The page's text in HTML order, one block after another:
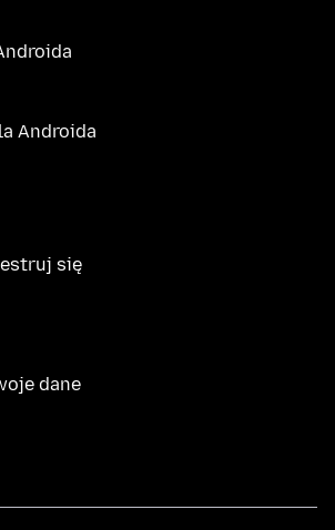
Androida
się
dane